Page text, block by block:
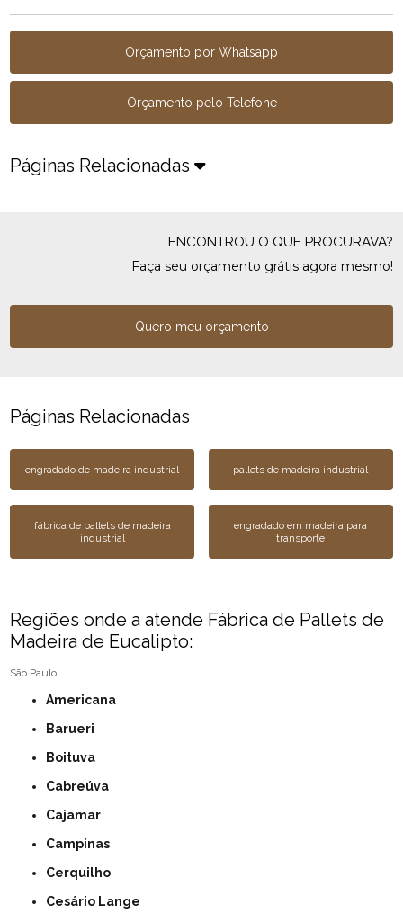
Orçamento por Whatsapp
Orçamento pelo Telefone
Páginas Relacionadas
ENCONTROU O QUE PROCURAVA?
Faça seu orçamento grátis agora mesmo!
Quero meu orçamento
Páginas Relacionadas
engradado de madeira industrial pallets de madeira industrial
fábrica de pallets de madeira
industrial
engradado em madeira para
transporte
Regiões onde a atende Fábrica de Pallets de
Madeira de Eucalipto:
São Paulo
Americana
Barueri
Boituva
Cabreúva
Cajamar
Campinas
Cerquilho
Cesário Lange